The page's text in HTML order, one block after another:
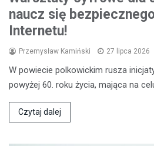
naucz się
Internetu!
Przemysław Kamiński 27 lipca 2026
W powiecie polkowickim rusza
powyżej 60. roku życia, mająca na
Czytaj dalej